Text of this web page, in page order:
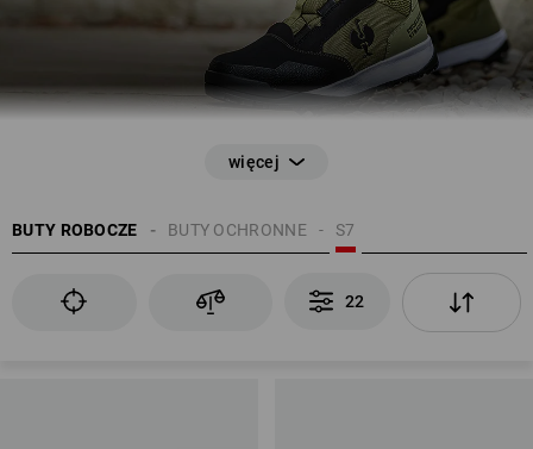
BUTY ROBOCZE S7
BUTY OCHRONNE
22